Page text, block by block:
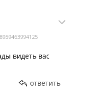
видеть вас
ответить